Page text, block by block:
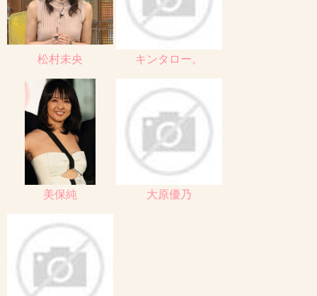
松村未央 キンタロー。
美保純 大原優乃